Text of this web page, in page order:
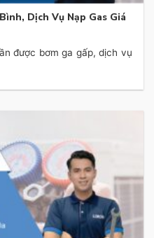
Dịch Vụ Nạp Gas Giá
được bơm ga gấp, dịch vụ